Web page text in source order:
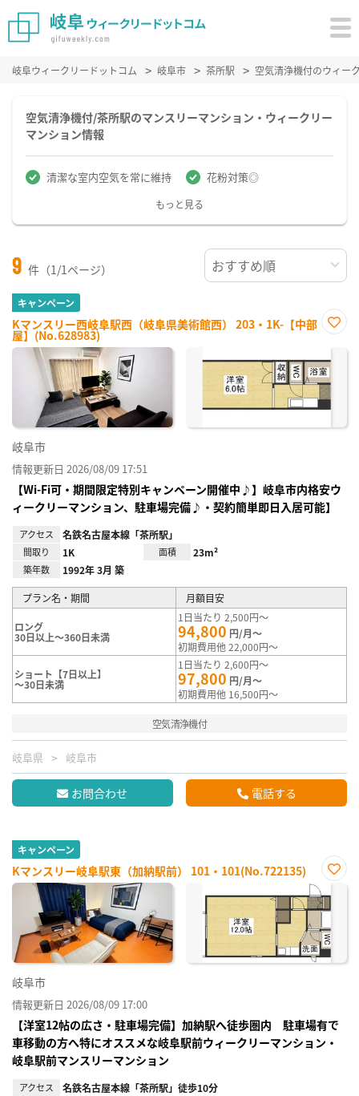
岐阜ウィークリードットコム 岐阜市 茶所駅 空気清浄機付のウィー
空気清浄機付/茶所駅のマンスリーマンション・ウィークリー
マンション情報
清潔な室内空気を常に維持 花粉対策◎
もっと見る
9 件（1/1ページ）
キャンペーン
Kマンスリー西岐阜駅西（岐阜県美術館西） 203・1K-【中部
屋】(No.628983)
に入
り登
録
岐阜市
情報更新日 2026/08/09 17:51
【Wi-Fi可・期間限定特別キャンペーン開催中♪】岐阜市内格安ウ
ィークリーマンション、駐車場完備♪・契約簡単即日入居可能】
アクセス 名鉄名古屋本線「茶所駅」
間取り 1K 面積 23m²
築年数 1992年 3月 築
プラン名・期間 月額目安
ロング
30日以上～360日未満
1日当たり 2,500円～
94,800 円/月～
初期費用他 22,000円～
ショート【7日以上】
～30日未満
1日当たり 2,600円～
97,800 円/月～
初期費用他 16,500円～
空気清浄機付
岐阜県 岐阜市
お問合わせ 電話する
キャンペーン
Kマンスリー岐阜駅東（加納駅前） 101・101(No.722135)
お気
に入
り登
岐阜市
情報更新日 2026/08/09 17:00
【洋室12帖の広さ・駐車場完備】加納駅へ徒歩圏内 駐車場有で
車移動の方へ特にオススメな岐阜駅前ウィークリーマンション・
岐阜駅前マンスリーマンション
アクセス 名鉄名古屋本線「茶所駅」徒歩10分